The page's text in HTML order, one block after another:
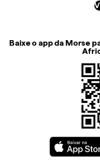
Baixe o app da Morse